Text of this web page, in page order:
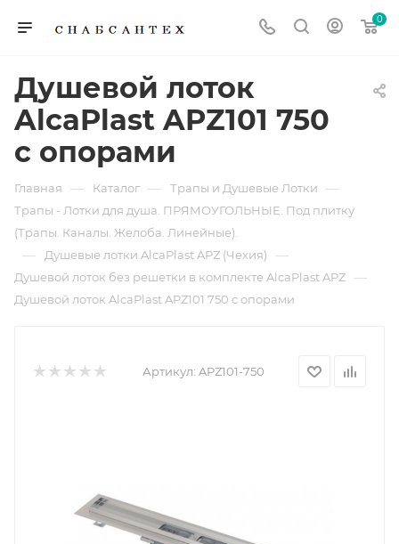
0
Душевой лоток
AlcaPlast APZ101 750
с опорами
Главная — Каталог — Трапы и Душевые Лотки —
Трапы - Лотки для душа. ПРЯМОУГОЛЬНЫЕ. Под плитку
(Трапы. Каналы. Желоба. Линейные).
— Душевые лотки AlcaPlast APZ (Чехия) —
Душевой лоток без решетки в комплекте AlcaPlast APZ —
Душевой лоток AlcaPlast APZ101 750 с опорами
Артикул: APZ101-750